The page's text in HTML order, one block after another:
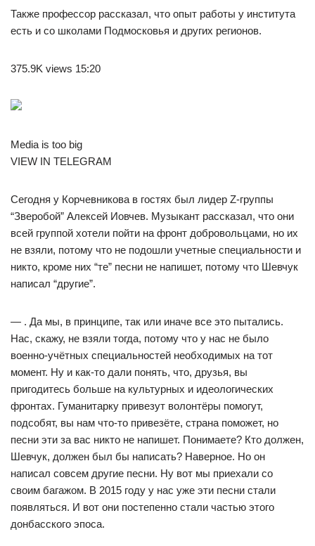
Также профессор рассказал, что опыт работы у института
есть и со школами Подмосковья и других регионов.
375.9K views 15:20
Media is too big
VIEW IN TELEGRAM
Сегодня у Корчевникова в гостях был лидер Z-группы
“Зверобой” Алексей Иовчев. Музыкант рассказал, что они
всей группой хотели пойти на фронт добровольцами, но их
не взяли, потому что не подошли учетные специальности и
никто, кроме них “те” песни не напишет, потому что Шевчук
написал “другие”.
— . Да мы, в принципе, так или иначе все это пытались.
Нас, скажу, не взяли тогда, потому что у нас не было
военно-учётных специальностей необходимых на тот
момент. Ну и как-то дали понять, что, друзья, вы
пригодитесь больше на культурных и идеологических
фронтах. Гуманитарку привезут волонтёры помогут,
подсобят, вы нам что-то привезёте, страна поможет, но
песни эти за вас никто не напишет. Понимаете? Кто должен,
Шевчук, должен был бы написать? Наверное. Но он
написал совсем другие песни. Ну вот мы приехали со
своим багажом. В 2015 году у нас уже эти песни стали
появляться. И вот они постепенно стали частью этого
донбасского эпоса.